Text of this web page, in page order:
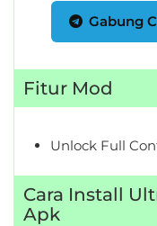
Gabung
Fitur Mod
Unlock Full
Cara Install
Apk